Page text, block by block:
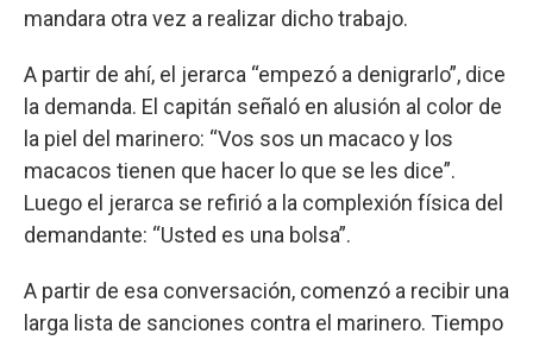
mandara otra vez a realizar dicho trabajo.
A partir de ahí, el jerarca “empezó a denigrarlo”, dice
la demanda. El capitán señaló en alusión al color de
la piel del marinero: “Vos sos un macaco y los
macacos tienen que hacer lo que se les dice”.
Luego el jerarca se refirió a la complexión física del
demandante: “Usted es una bolsa”.
A partir de esa conversación, comenzó a recibir una
larga lista de sanciones contra el marinero. Tiempo